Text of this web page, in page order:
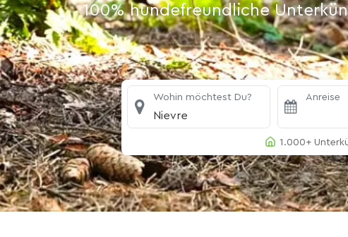
100% hundefreundliche
Wohin möchtest Du?
Nievre
Anreise
1.000+